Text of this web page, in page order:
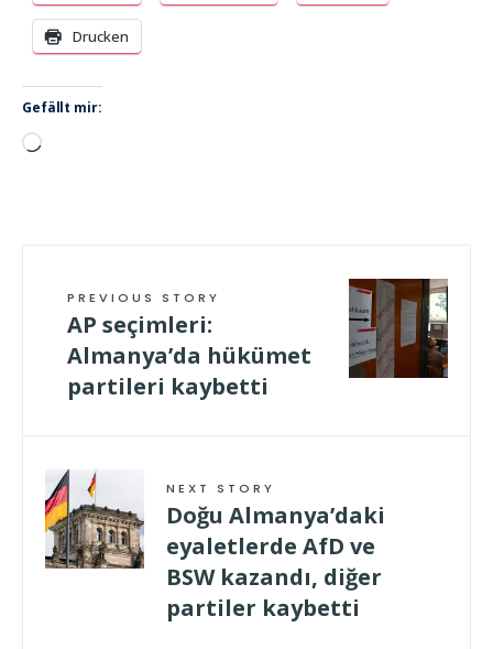
Drucken
Gefällt mir:
Wird
PREVIOUS STORY
AP seçimleri:
Almanya’da hükümet
partileri kaybetti
NEXT STORY
Doğu Almanya’daki
eyaletlerde AfD ve
BSW kazandı, diğer
partiler kaybetti